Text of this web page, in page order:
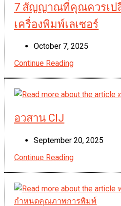
ใน
การ
การ
ปลอม
7 สัญญาณที่คุณควรเป
เครื่องพิมพ์เลเซอร์
Post
October 7, 2025
Continue Reading7
คุณ
เครื่องพิมพ์
เลเซอร์
อวสาน CIJ
Post
September 20, 2025
Continue Readingอวสาน CIJ